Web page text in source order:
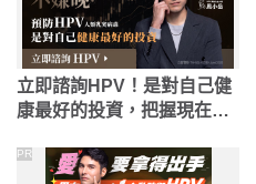
立即諮詢HPV！是對自己健
康最好的投資，把握現在不
PR